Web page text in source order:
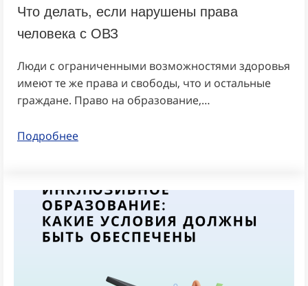
Что делать, если нарушены права
человека с ОВЗ
Люди с ограниченными возможностями здоровья
имеют те же права и свободы, что и остальные
граждане. Право на образование,…
Подробнее